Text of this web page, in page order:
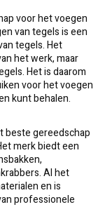
voor het voegen
van tegels is een
tegels. Het
het werk, maar
Het is daarom
voor het voegen
kunt behalen.
beste gereedschap
merk biedt een
Al het
en is
professionele